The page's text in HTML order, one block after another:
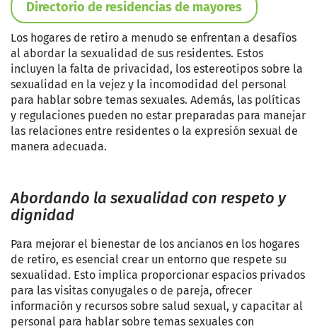
Directorio de residencias de mayores
Los hogares de retiro a menudo se enfrentan a desafíos
al abordar la sexualidad de sus residentes. Estos
incluyen la falta de privacidad, los estereotipos sobre la
sexualidad en la vejez y la incomodidad del personal
para hablar sobre temas sexuales. Además, las políticas
y regulaciones pueden no estar preparadas para manejar
las relaciones entre residentes o la expresión sexual de
manera adecuada.
Abordando la sexualidad con respeto y
dignidad
Para mejorar el bienestar de los ancianos en los hogares
de retiro, es esencial crear un entorno que respete su
sexualidad. Esto implica proporcionar espacios privados
para las visitas conyugales o de pareja, ofrecer
información y recursos sobre salud sexual, y capacitar al
personal para hablar sobre temas sexuales con